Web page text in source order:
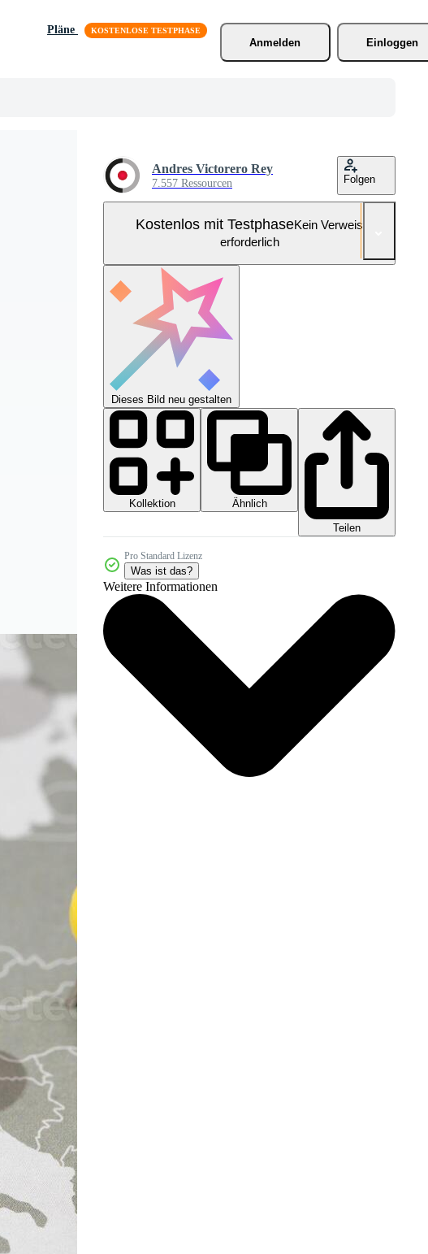
Pläne
Anmelden
Einloggen
Andres Victorero Rey
7.557 Ressourcen Folgen
Kostenlos mit TestphaseKein Verweis
erforderlich
Dieses Bild neu gestalten
Kollektion
Ähnlich
Teilen
Pro Standard Lizenz
Was ist das?
Weitere Informationen